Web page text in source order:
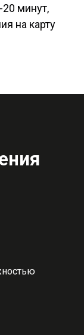
минут,
на карту